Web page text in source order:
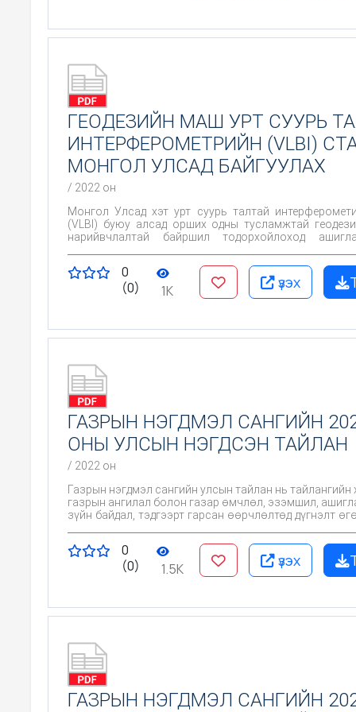
ГЕОДЕЗИЙН МАШ УРТ СУУРЬ
ИНТЕРФЕРОМЕТРИЙН (VLBI)
МОНГОЛ УЛСАД БАЙГУУЛАХ
/ 2022 он
Монгол Улсад хэт урт суурь талтай
(VLBI) буюу алсад орших одны тусламжтай
нарийвчлалтай байршил тодорхойлоход
0
(0)
1K үзэх
ГАЗРЫН НЭГДМЭЛ САНГИЙН
ОНЫ УЛСЫН НЭГДСЭН ТАЙЛАН
/ 2022 он
Газрын нэгдмэл сангийн улсын тайлан нь тайлангийн
газрын ангилал болон газар өмчлөл, эзэмшил,
зүйн байдал, тэдгээрт гарсан өөрчлөлтөд дүгнэлт
хамгаалах, нөхөн сэргээх болон газар зохион
бусад арга хэмжээг төлөвлөн хэрэгжүүлэх,
сангийн өгөгдөхүүнд өөрчлөлт оруулах, улс,
0
(0)
1.5K үзэх
ГАЗРЫН НЭГДМЭЛ САНГИЙН